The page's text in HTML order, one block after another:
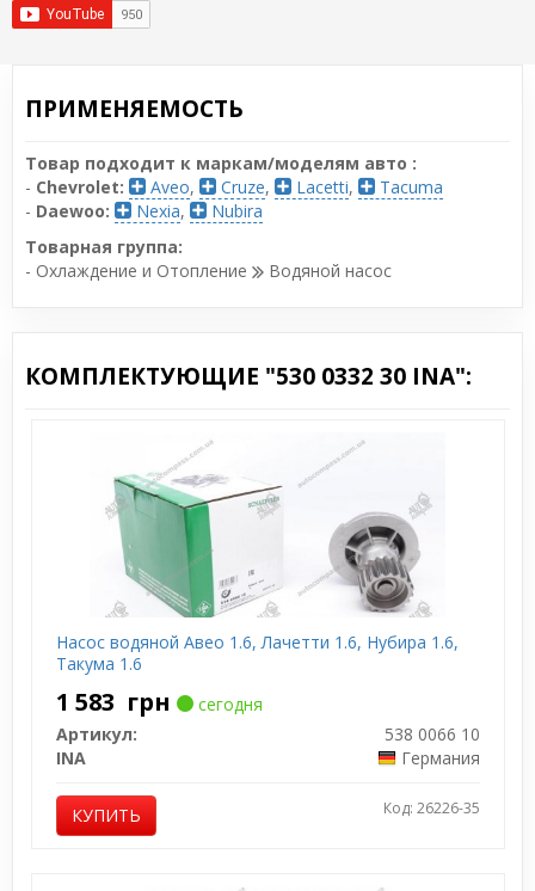
ПРИМЕНЯЕМОСТЬ
Товар подходит к маркам/моделям авто :
- Chevrolet: Aveo, Cruze, Lacetti,
Tacuma
- Daewoo: Nexia,
Nubira
Товарная группа:
- Охлаждение и Отопление
Водяной насос
КОМПЛЕКТУЮЩИЕ "530 0332 30 INA":
Насос водяной Авео 1.6, Лачетти 1.6, Нубира 1.6,
Такума 1.6
1 583 грн
сегодня
Артикул:
538 0066 10
INA
Германия
КУПИТЬ Код: 26226-35